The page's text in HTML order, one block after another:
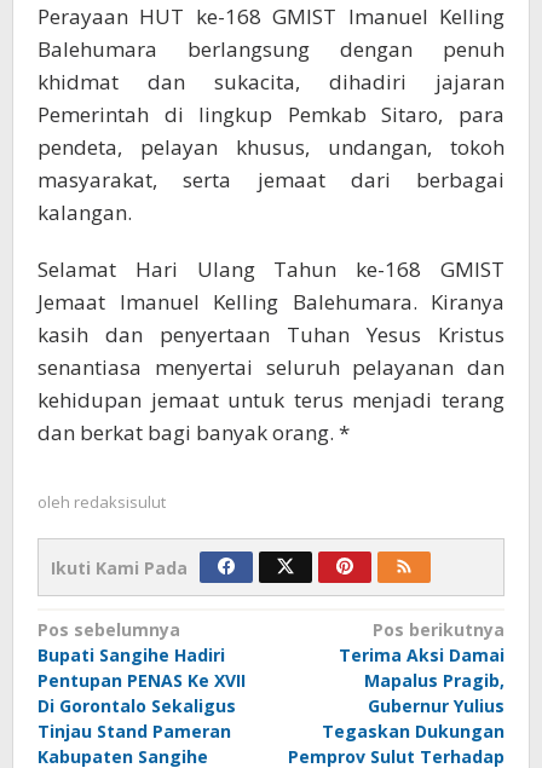
Perayaan HUT ke-168 GMIST Imanuel Kelling
Balehumara berlangsung dengan penuh
khidmat dan sukacita, dihadiri jajaran
Pemerintah di lingkup Pemkab Sitaro, para
pendeta, pelayan khusus, undangan, tokoh
masyarakat, serta jemaat dari berbagai
kalangan.
Selamat Hari Ulang Tahun ke-168 GMIST
Jemaat Imanuel Kelling Balehumara. Kiranya
kasih dan penyertaan Tuhan Yesus Kristus
senantiasa menyertai seluruh pelayanan dan
kehidupan jemaat untuk terus menjadi terang
dan berkat bagi banyak orang. *
oleh redaksisulut
Ikuti Kami Pada
Navigasi
pos
Pos sebelumnya
Bupati Sangihe Hadiri
Pentupan PENAS Ke XVII
Di Gorontalo Sekaligus
Tinjau Stand Pameran
Kabupaten Sangihe
Pos berikutnya
Terima Aksi Damai
Mapalus Pragib,
Gubernur Yulius
Tegaskan Dukungan
Pemprov Sulut Terhadap